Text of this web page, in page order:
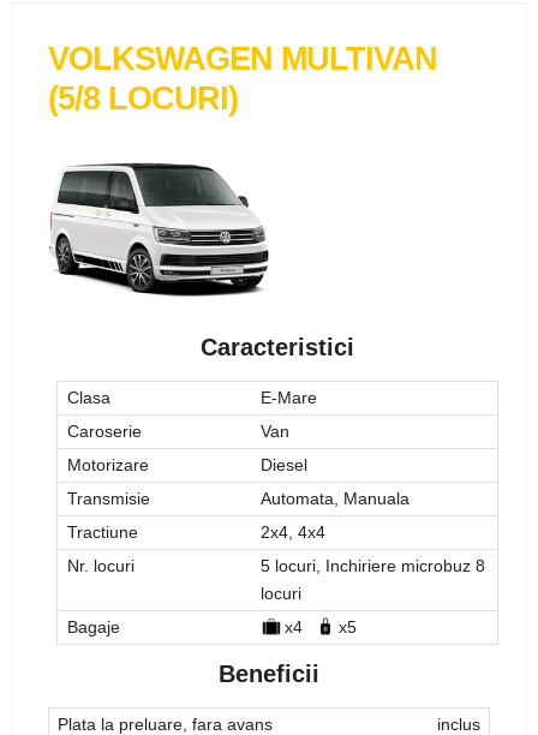
VOLKSWAGEN MULTIVAN
(5/8 LOCURI)
Caracteristici
Clasa
E-Mare
Caroserie
Van
Motorizare
Diesel
Transmisie
Automata, Manuala
Tractiune
2x4, 4x4
Nr. locuri
5 locuri, Inchiriere microbuz 8
locuri
Bagaje
x4 x5
Beneficii
Plata la preluare, fara avans
inclus